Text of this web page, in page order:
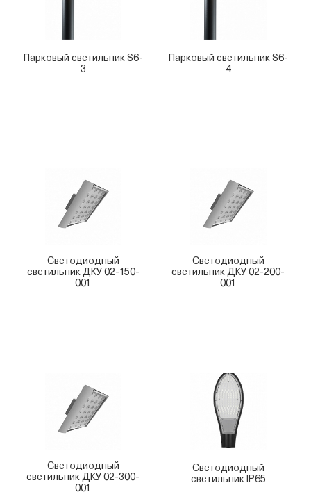
Парковый светильник S6-
3
Парковый светильник S6-
4
Светодиодный
светильник ДКУ 02-150-
001
Светодиодный
светильник ДКУ 02-200-
001
Светодиодный
светильник ДКУ 02-300-
001
Светодиодный
светильник IP65